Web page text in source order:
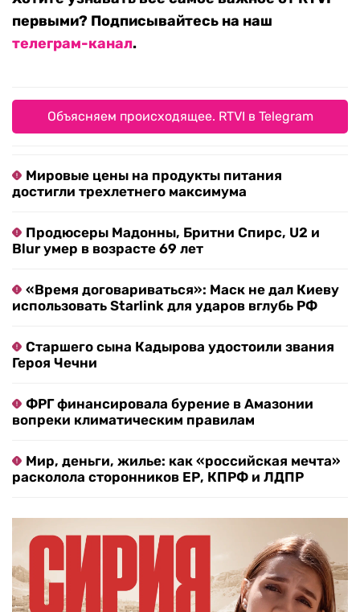
первыми? Подписывайтесь на наш
телеграм-канал.
Объясняем происходящее. RTVI в Telegram
Мировые цены на продукты питания
достигли трехлетнего максимума
Продюсеры Мадонны, Бритни Спирс, U2 и
Blur умер в возрасте 69 лет
«Время договариваться»: Маск не дал Киеву
использовать Starlink для ударов вглубь РФ
Старшего сына Кадырова удостоили звания
Героя Чечни
ФРГ финансировала бурение в Амазонии
вопреки климатическим правилам
Мир, деньги, жилье: как «российская мечта»
расколола сторонников ЕР, КПРФ и ЛДПР